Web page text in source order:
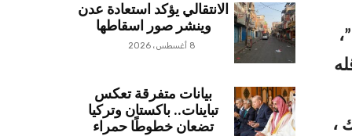
،
الانتقالي يؤكد استعادة عدن
وينشر صور اسقاطها
8 أغسطس، 2026
بيانات متفرقة تعكس
تباينات.. باكستان وتركيا
تضعان خطوطًا حمراء